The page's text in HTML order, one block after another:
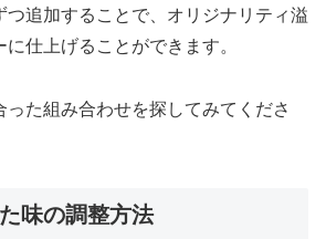
つ追加することで、オリジナリティ溢
仕上げることができます。
た組み合わせを探してみてくださ
味の調整方法